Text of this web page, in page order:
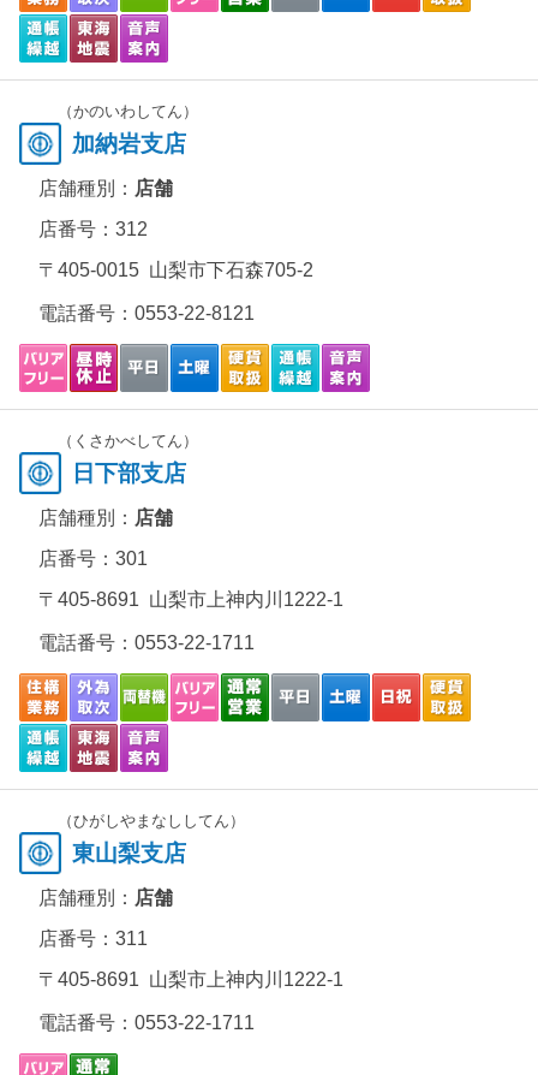
（かのいわしてん）
加納岩支店
店舗種別： 店舗
店番号：312
〒405-0015 山梨市下石森705-2
電話番号： 0553-22-8121
（くさかべしてん）
日下部支店
店舗種別： 店舗
店番号：301
〒405-8691 山梨市上神内川1222-1
電話番号： 0553-22-1711
（ひがしやまなししてん）
東山梨支店
店舗種別： 店舗
店番号：311
〒405-8691 山梨市上神内川1222-1
電話番号： 0553-22-1711